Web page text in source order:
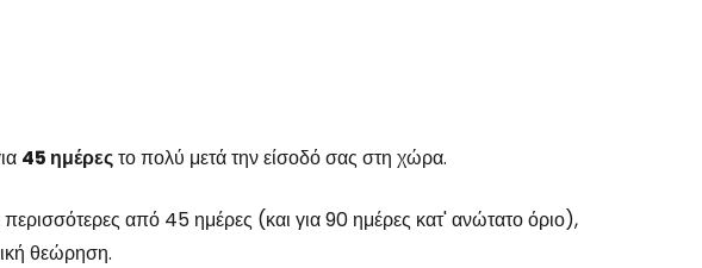
45 ημέρεςτο πολύ μετά την είσοδό σας στη χώρα.
περισσότερες από 45 ημέρες (και για 90 ημέρες κατ' ανώτατο όριο),
θεώρηση.